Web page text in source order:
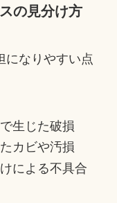
の見分け方
になりやすい点
生じた破損
カビや汚損
による不具合